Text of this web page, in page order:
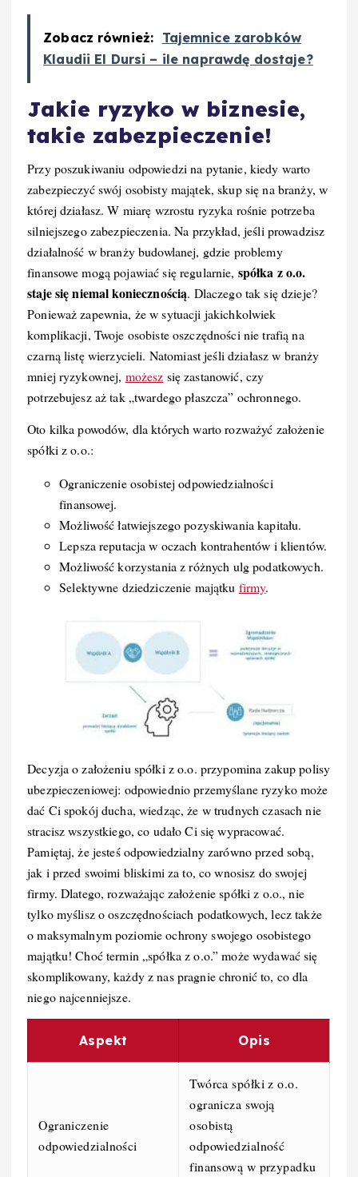
Zobacz również: Tajemnice zarobków
Klaudii El Dursi – ile naprawdę dostaje?
Jakie ryzyko w biznesie,
takie zabezpieczenie!
Przy poszukiwaniu odpowiedzi na pytanie, kiedy warto
zabezpieczyć swój osobisty majątek, skup się na branży, w
której działasz. W miarę wzrostu ryzyka rośnie potrzeba
silniejszego zabezpieczenia. Na przykład, jeśli prowadzisz
działalność w branży budowlanej, gdzie problemy
finansowe mogą pojawiać się regularnie, spółka z o.o.
staje się niemal koniecznością. Dlaczego tak się dzieje?
Ponieważ zapewnia, że w sytuacji jakichkolwiek
komplikacji, Twoje osobiste oszczędności nie trafią na
czarną listę wierzycieli. Natomiast jeśli działasz w branży
mniej ryzykownej, możesz się zastanowić, czy
potrzebujesz aż tak „twardego płaszcza” ochronnego.
Oto kilka powodów, dla których warto rozważyć założenie
spółki z o.o.:
Ograniczenie osobistej odpowiedzialności
finansowej.
Możliwość łatwiejszego pozyskiwania kapitału.
Lepsza reputacja w oczach kontrahentów i klientów.
Możliwość korzystania z różnych ulg podatkowych.
Selektywne dziedziczenie majątku firmy.
Decyzja o założeniu spółki z o.o. przypomina zakup polisy
ubezpieczeniowej: odpowiednio przemyślane ryzyko może
dać Ci spokój ducha, wiedząc, że w trudnych czasach nie
stracisz wszystkiego, co udało Ci się wypracować.
Pamiętaj, że jesteś odpowiedzialny zarówno przed sobą,
jak i przed swoimi bliskimi za to, co wnosisz do swojej
firmy. Dlatego, rozważając założenie spółki z o.o., nie
tylko myślisz o oszczędnościach podatkowych, lecz także
o maksymalnym poziomie ochrony swojego osobistego
majątku! Choć termin „spółka z o.o.” może wydawać się
skomplikowany, każdy z nas pragnie chronić to, co dla
niego najcenniejsze.
Aspekt Opis
Ograniczenie
odpowiedzialności
Twórca spółki z o.o.
ogranicza swoją
osobistą
odpowiedzialność
finansową w przypadku